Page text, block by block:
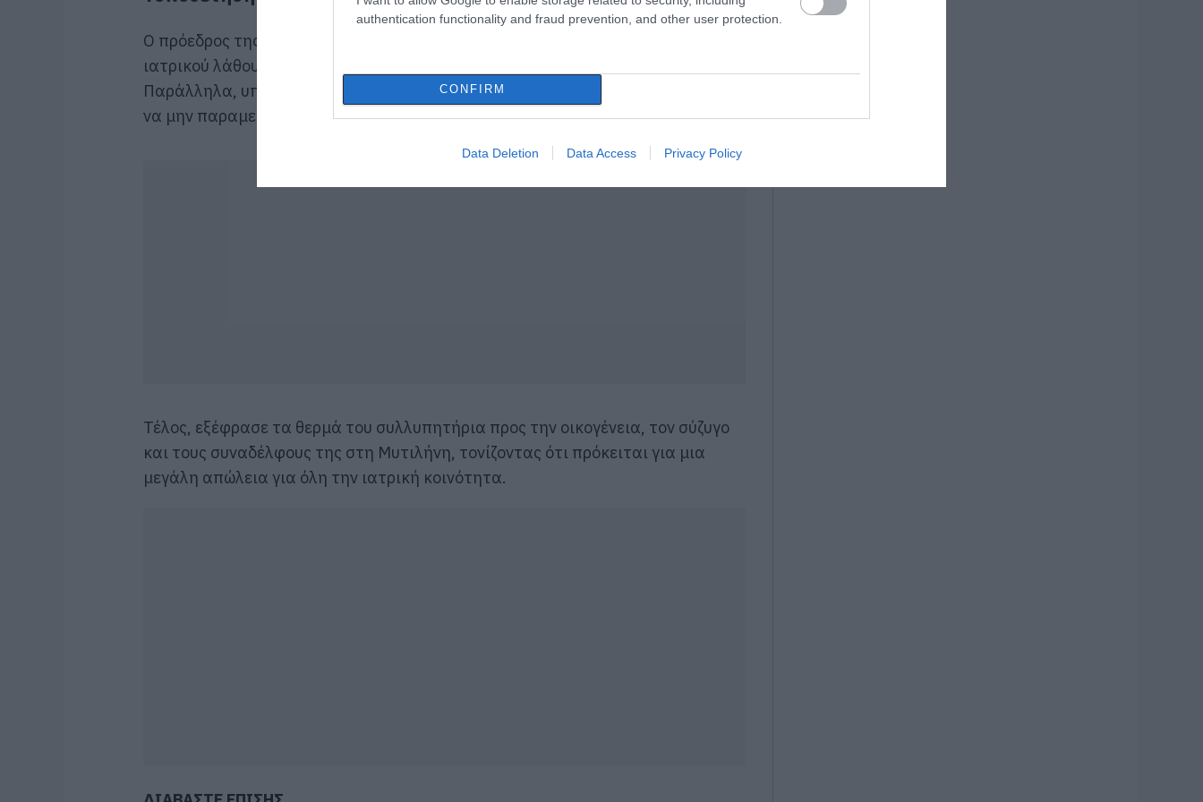
authentication functionality and fraud prevention, and other user protection.
CONFIRM
Data Deletion Data Access Privacy Policy
Ο πρόεδρος της ΠΟΕΔΗΝ ανέφερε ότι, μέχρι στιγμής, δεν προκύπτει ένδειξη
ιατρικού λάθους και πως εφαρμόστηκε το προβλεπόμενο πρωτόκολλο.
Παράλληλα, υπογράμμισε ότι πρέπει να διερευνηθούν όλα τα δεδομένα, ώστε
να μην παραμείνουν αμφιβολίες γύρω από την υπόθεση.
Τέλος, εξέφρασε τα θερμά του συλλυπητήρια προς την οικογένεια, τον σύζυγο
και τους συναδέλφους της στη Μυτιλήνη, τονίζοντας ότι πρόκειται για μια
μεγάλη απώλεια για όλη την ιατρική κοινότητα.